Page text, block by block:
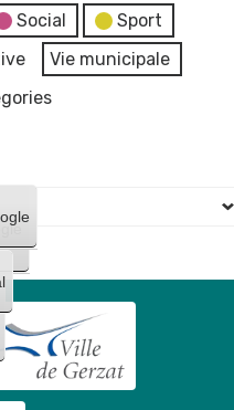
Social
Sport
Vie municipale